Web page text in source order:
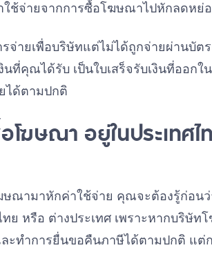
ใช้จ่ายจากการซื้อโฆษณาไปหักลดหย่อ
ายเพื่อบริษัทแต่ไม่ได้ถูกจ่ายผ่านบัต
งินที่คุณได้รับ เป็นใบเสร็จรับเงินที่ออก
ได้ตามปกติ
โฆษณา อยู่ในประเทศ
ณามาหักค่าใช้จ่าย คุณจะต้องรู้ก่อน
ย หรือ ต่างประเทศ เพราะหากบริษั
ะทำการยื่นขอคืนภาษีได้ตามปกติ แต่